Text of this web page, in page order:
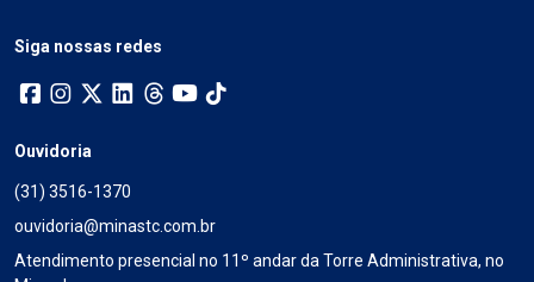
Siga nossas redes
Ouvidoria
(31) 3516-1370
ouvidoria@minastc.com.br
Atendimento presencial no 11º andar da Torre Administrativa, no